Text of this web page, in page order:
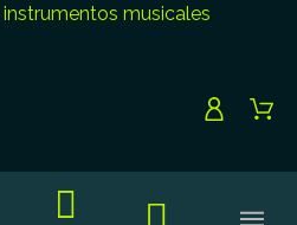
instrumentos musicales